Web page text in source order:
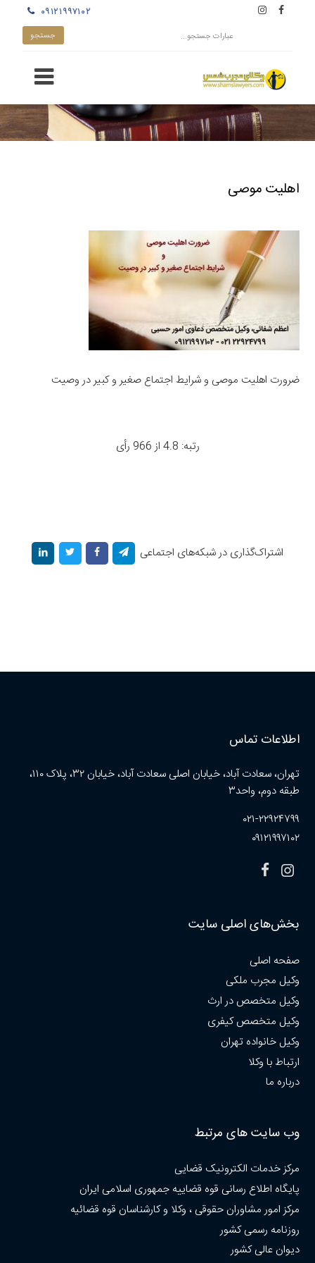
۰۹۱۲۱۹۹۷۱۰۲
اهلیت موصی
ضرورت اهلیت موصی و شرایط اجتماع صغیر و کبیر در وصیت
رتبه: 4.8 از 966 رأی
اشتراک‌گذاری در شبکه‌های اجتماعی
اطلاعات تماس
تهران، سعادت آباد، خیابان اصلی سعادت آباد، خیابان ۳۲، پلاک ۱۱۰،
طبقه دوم، واحد۳
۰۲۱-۲۲۹۲۴۷۹۹
۰۹۱۲۱۹۹۷۱۰۲
بخش‌های اصلی سایت
صفحه اصلی
وکیل مجرب ملکی
وکیل متخصص در ارث
وکیل متخصص کیفری
وکیل خانواده تهران
ارتباط با وکلا
درباره ما
وب سایت های مرتبط
مرکز خدمات الکترونیک قضایی
پایگاه اطلاع رسانی قوه قضاییه جمهوری اسلامی ایران
مرکز امور مشاوران حقوقی ، وکلا و کارشناسان قوه قضائیه
روزنامه رسمی کشور
دیوان عالی کشور